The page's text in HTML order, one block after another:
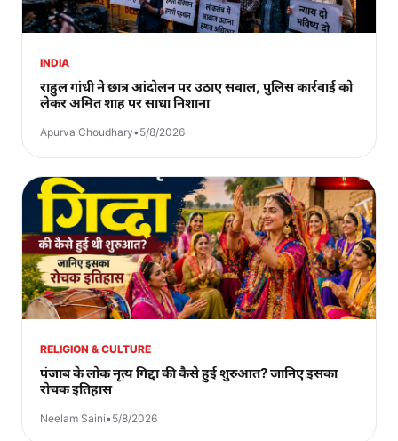
INDIA
राहुल गांधी ने छात्र आंदोलन पर उठाए सवाल, पुलिस कार्रवाई को
लेकर अमित शाह पर साधा निशाना
Apurva Choudhary•5/8/2026
RELIGION & CULTURE
पंजाब के लोक नृत्य गिद्दा की कैसे हुई शुरुआत? जानिए इसका
रोचक इतिहास
Neelam Saini•5/8/2026